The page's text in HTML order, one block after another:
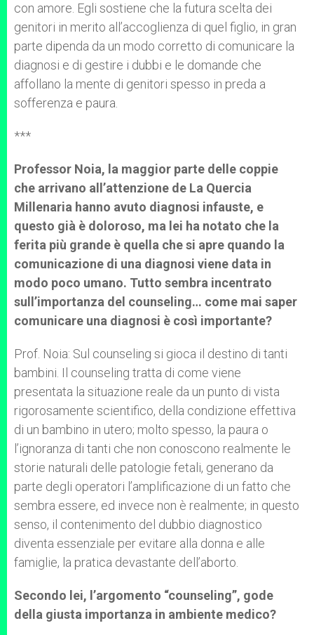
con amore. Egli sostiene che la futura scelta dei
genitori in merito all’accoglienza di quel figlio, in gran
parte dipenda da un modo corretto di comunicare la
diagnosi e di gestire i dubbi e le domande che
affollano la mente di genitori spesso in preda a
sofferenza e paura.
***
Professor Noia, la maggior parte delle coppie
che arrivano all’attenzione de La Quercia
Millenaria hanno avuto diagnosi infauste, e
questo già è doloroso, ma lei ha notato che la
ferita più grande è quella che si apre quando la
comunicazione di una diagnosi viene data in
modo poco umano. Tutto sembra incentrato
sull’importanza del counseling… come mai saper
comunicare una diagnosi è così importante?
Prof. Noia: Sul counseling si gioca il destino di tanti
bambini. Il counseling tratta di come viene
presentata la situazione reale da un punto di vista
rigorosamente scientifico, della condizione effettiva
di un bambino in utero; molto spesso, la paura o
l’ignoranza di tanti che non conoscono realmente le
storie naturali delle patologie fetali, generano da
parte degli operatori l’amplificazione di un fatto che
sembra essere, ed invece non è realmente; in questo
senso, il contenimento del dubbio diagnostico
diventa essenziale per evitare alla donna e alle
famiglie, la pratica devastante dell’aborto.
Secondo lei, l’argomento “counseling”, gode
della giusta importanza in ambiente medico?